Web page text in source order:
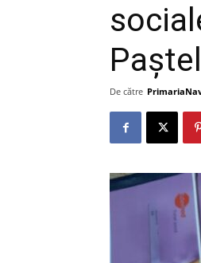
De către